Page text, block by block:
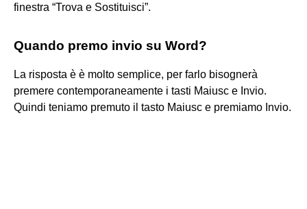
finestra “Trova e Sostituisci”.
Quando premo invio su Word?
La risposta è è molto semplice, per farlo bisognerà
premere contemporaneamente i tasti Maiusc e Invio.
Quindi teniamo premuto il tasto Maiusc e premiamo Invio.